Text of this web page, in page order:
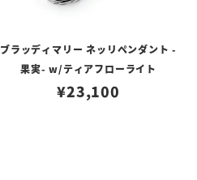
ブラッディマリー ネッリペンダント -
果実- w/ティアフローライト
¥23,100